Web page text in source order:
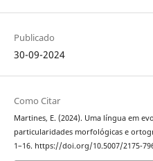
Publicado
30-09-2024
Como Citar
Martines, E. (2024). Uma língua em
particularidades morfológicas e
1–16. https://doi.org/10.5007/2175-